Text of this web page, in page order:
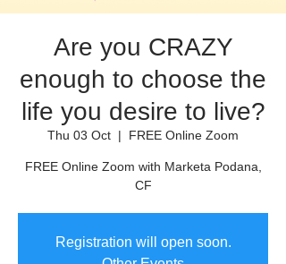
Are you CRAZY
enough to choose the
life you desire to live?
Thu 03 Oct
  |
FREE Online Zoom
FREE Online Zoom with Marketa Podana,
CF
Registration will open soon.